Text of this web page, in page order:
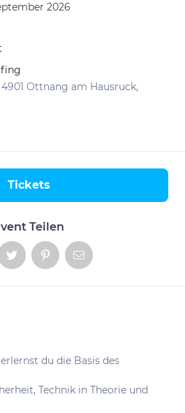
2026
4901 Ottnang am Hausruck,
Teilen
Tickets
du die Basis des
Technik in Theorie und